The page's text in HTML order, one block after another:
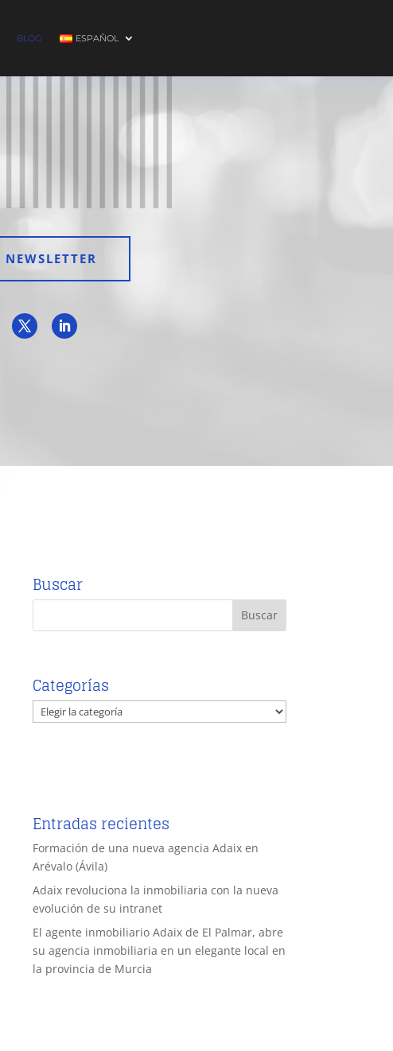
BLOG ESPAÑOL
NEWSLETTER
Buscar
Categorías
Categorías
Entradas recientes
Formación de una nueva agencia Adaix en
Arévalo (Ávila)
Adaix revoluciona la inmobiliaria con la nueva
evolución de su intranet
El agente inmobiliario Adaix de El Palmar, abre
su agencia inmobiliaria en un elegante local en
la provincia de Murcia